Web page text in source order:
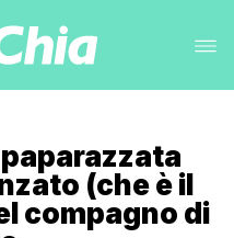
(che è il
compagno di